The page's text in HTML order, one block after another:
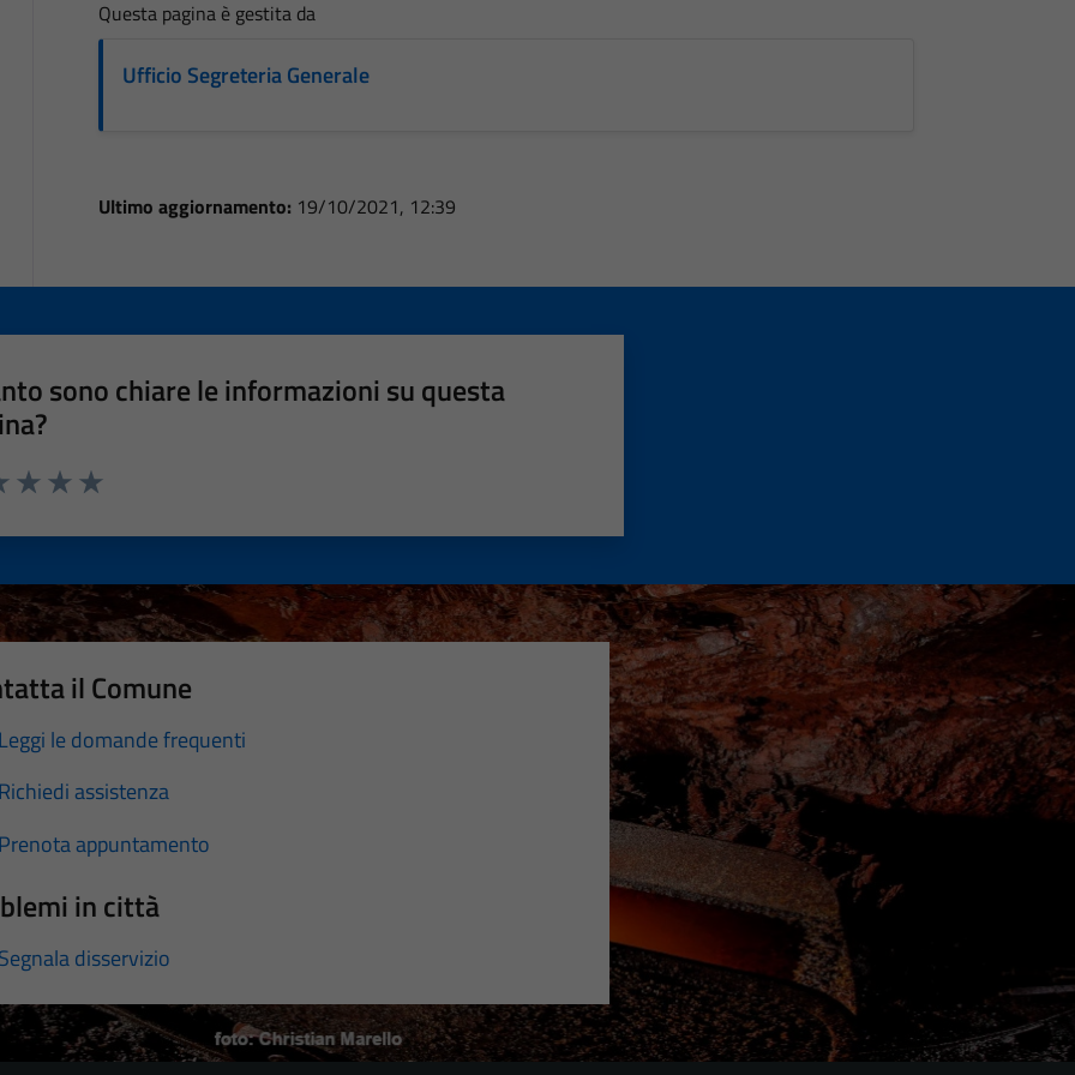
Questa pagina è gestita da
Ufficio Segreteria Generale
Ultimo aggiornamento: 19/10/2021, 12:39
sono chiare le informazioni su questa
il Comune
le domande frequenti
assistenza
appuntamento
in città
disservizio